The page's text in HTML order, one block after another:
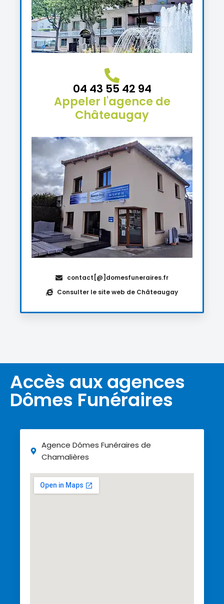
04 43 55 42 94
Appeler l'agence de
Châteaugay
contact[@]domesfuneraires.fr
Consulter le site web de Châteaugay
Accès aux agences
Dômes Funéraires
Agence Dômes Funéraires de
Chamalières